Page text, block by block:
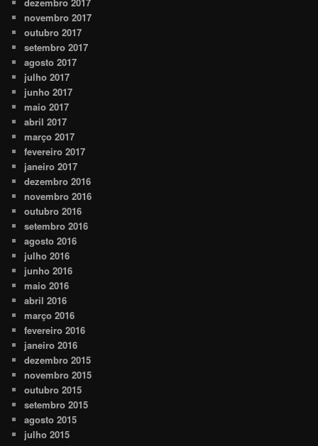
novembro 2017
outubro 2017
setembro 2017
agosto 2017
julho 2017
junho 2017
maio 2017
abril 2017
março 2017
fevereiro 2017
janeiro 2017
dezembro 2016
novembro 2016
outubro 2016
setembro 2016
agosto 2016
julho 2016
junho 2016
maio 2016
abril 2016
março 2016
fevereiro 2016
janeiro 2016
dezembro 2015
novembro 2015
outubro 2015
setembro 2015
agosto 2015
julho 2015